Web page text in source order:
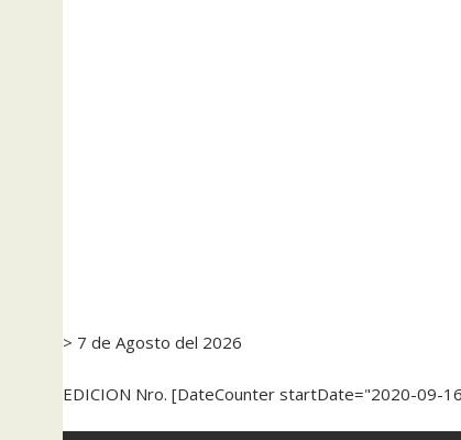
> 7 de Agosto del 2026
EDICION Nro. [DateCounter startDate="2020-09-